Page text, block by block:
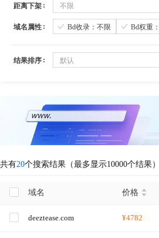
距离下架 不限
域名属性 Bd收录：不限 Bd权重
结果排序 默认
共有20个搜索结果（最多显示10000个结果）
域名 价格
deeztease.com ¥4782